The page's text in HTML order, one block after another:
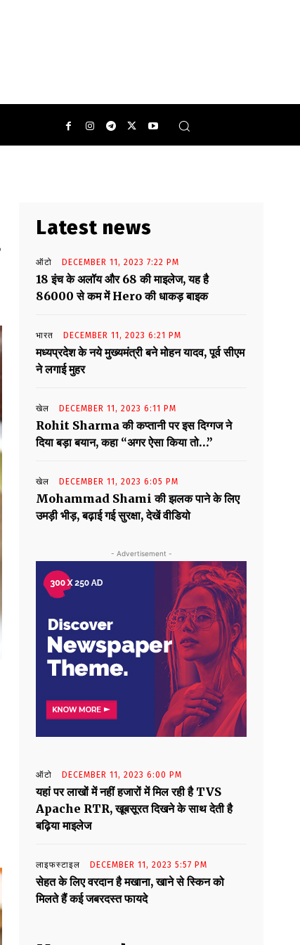
Latest news
ऑटो DECEMBER 11, 2023 7:22 PM
18 इंच के अलॉय और 68 की माइलेज, यह है
86000 से कम में Hero की धाकड़ बाइक
भारत DECEMBER 11, 2023 6:21 PM
मध्यप्रदेश के नये मुख्यमंत्री बने मोहन यादव, पूर्व सीएम
ने लगाई मुहर
खेल DECEMBER 11, 2023 6:11 PM
Rohit Sharma की कप्तानी पर इस दिग्गज ने
दिया बड़ा बयान, कहा “अगर ऐसा किया तो…”
खेल DECEMBER 11, 2023 6:05 PM
Mohammad Shami की झलक पाने के लिए
उमड़ी भीड़, बढ़ाई गई सुरक्षा, देखें वीडियो
- Advertisement -
ऑटो DECEMBER 11, 2023 6:00 PM
यहां पर लाखों में नहीं हजारों में मिल रही है TVS
Apache RTR, खूबसूरत दिखने के साथ देती है
बढ़िया माइलेज
लाइफस्टाइल DECEMBER 11, 2023 5:57 PM
सेहत के लिए वरदान है मखाना, खाने से स्किन को
मिलते हैं कई जबरदस्त फायदे